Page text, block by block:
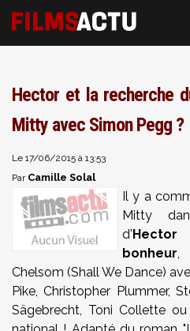
Hector et la recherche
Mitty avec Simon Pegg ?
Le 17/06/2015 à 13:53
Par Camille Solal
Il y a
Mitty
d'
bonheur,
Chelsom (Shall We Dance)
Pike, Christopher Plummer,
Sägebrecht, Toni Collette